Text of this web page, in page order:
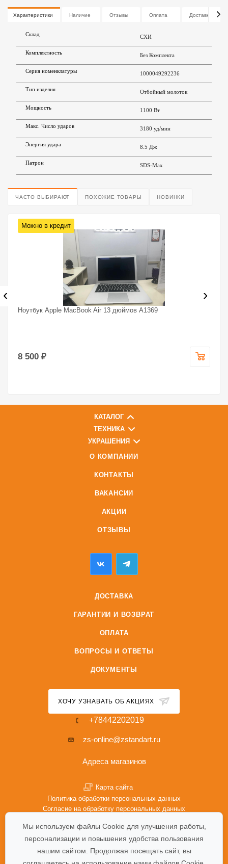
Характеристики Наличие Отзывы Оплата Доставка
Склад СХИ
Комплектность Без Комплекта
Серия номенклатуры 1000049292236
Тип изделия Отбойный молоток
Мощность 1100 Вт
Макс. Число ударов 3180 уд/мин
Энергия удара 8.5 Дж
Патрон SDS-Max
ЧАСТО ВЫБИРАЮТ ПОХОЖИЕ ТОВАРЫ НОВИНКИ
Можно в кредит
Ноутбук Apple MacBook Air 13 дюймов A1369
8 500 ₽
‹ ›
КАТАЛОГ
ТЕХНИКА
УКРАШЕНИЯ
О КОМПАНИИ
КОНТАКТЫ
ВАКАНСИИ
АКЦИИ
ОТЗЫВЫ
ДОСТАВКА
ГАРАНТИИ И ВОЗВРАТ
ОПЛАТА
ВОПРОСЫ И ОТВЕТЫ
ДОКУМЕНТЫ
ХОЧУ УЗНАВАТЬ ОБ АКЦИЯХ
+78442202019
zs-online@zstandart.ru
Адреса магазинов
Карта сайта
Политика обработки персональных данных
Согласие на обработку персональных данных
Мы используем файлы Cookie для улучшения работы,
персонализации и повышения удобства пользования
нашим сайтом. Продолжая посещать сайт, вы